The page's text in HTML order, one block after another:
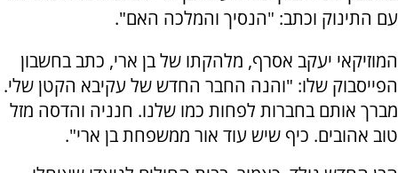
עם התינוק וכתב: "הנסיך והמלכה האם".
המוזיקאי יעקב אסרף, מלהקתו של בן ארי, כתב בחשבון
הפייסבוק שלו: "והנה החבר החדש של עקיבא הקטן שלי.
מברך אותם בחברות לפחות כמו שלנו. חנניה והדסה מזל
טוב אהובים. כיף שיש עוד אור ממשפחת בן ארי".